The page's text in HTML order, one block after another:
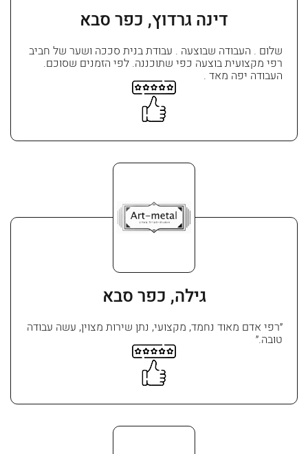
דינה גרדוץ, כפר סבא
שלום . העבודה שבוצעה . עבודת בנית סככה ושער של חביב
רפי מקצועית בוצעה כפי שתוכננה. לפי הזמנים שסוכם.
העבודה יפה מאד .
גילה, כפר סבא
״רפי אדם מאוד נחמד, מקצועי, נתן שירות מצוין, עשה עבודה
טובה.״